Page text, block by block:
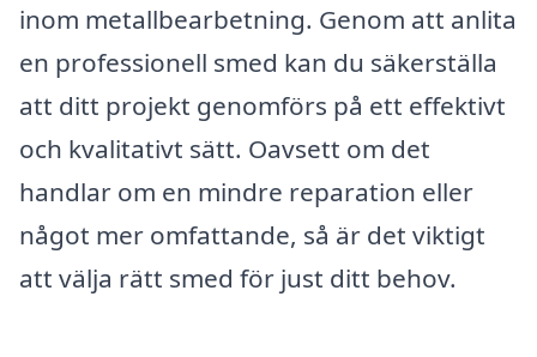
inom metallbearbetning. Genom att anlita
en professionell smed kan du säkerställa
att ditt projekt genomförs på ett effektivt
och kvalitativt sätt. Oavsett om det
handlar om en mindre reparation eller
något mer omfattande, så är det viktigt
att välja rätt smed för just ditt behov.